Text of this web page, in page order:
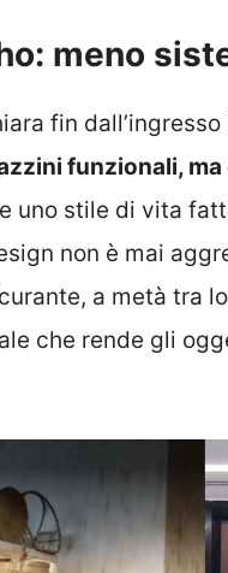
meno
fin dall’ingresso
funzionali,
uno stile di vita
non è mai
a metà tra
che rende gli